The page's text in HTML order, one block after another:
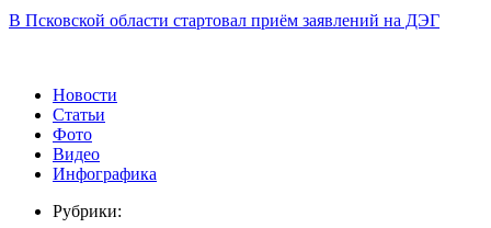
В Псковской области стартовал приём заявлений на ДЭГ
Новости
Статьи
Фото
Видео
Инфографика
Рубрики: